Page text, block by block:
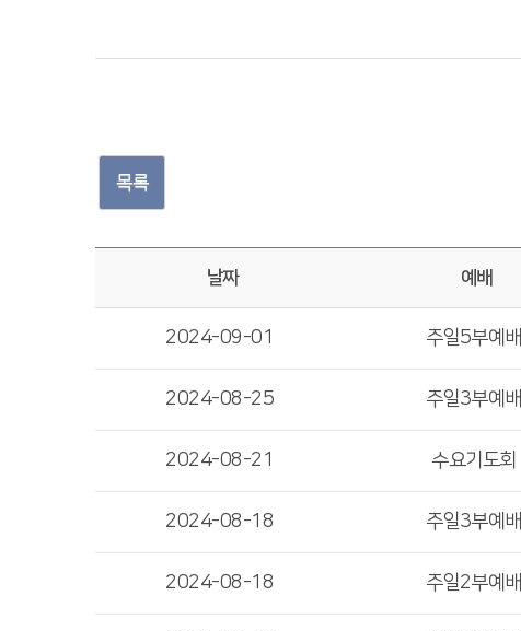
목록
날짜 예배
2024-09-01 주일5부예배
2024-08-25 주일3부예배
2024-08-21 수요기도회
2024-08-18 주일3부예배
2024-08-18 주일2부예배